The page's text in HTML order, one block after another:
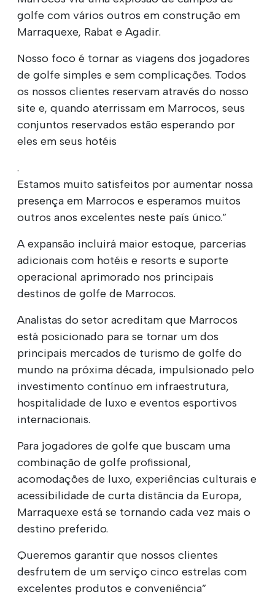
golfe com vários outros em construção em
Marraquexe, Rabat e Agadir.
Nosso foco é tornar as viagens dos jogadores
de golfe simples e sem complicações. Todos
os nossos clientes reservam através do nosso
site e, quando aterrissam em Marrocos, seus
conjuntos reservados estão esperando por
eles em seus hotéis
.
Estamos muito satisfeitos por aumentar nossa
presença em Marrocos e esperamos muitos
outros anos excelentes neste país único.”
A expansão incluirá maior estoque, parcerias
adicionais com hotéis e resorts e suporte
operacional aprimorado nos principais
destinos de golfe de Marrocos.
Analistas do setor acreditam que Marrocos
está posicionado para se tornar um dos
principais mercados de turismo de golfe do
mundo na próxima década, impulsionado pelo
investimento contínuo em infraestrutura,
hospitalidade de luxo e eventos esportivos
internacionais.
Para jogadores de golfe que buscam uma
combinação de golfe profissional,
acomodações de luxo, experiências culturais e
acessibilidade de curta distância da Europa,
Marraquexe está se tornando cada vez mais o
destino preferido.
Queremos garantir que nossos clientes
desfrutem de um serviço cinco estrelas com
excelentes produtos e conveniência”